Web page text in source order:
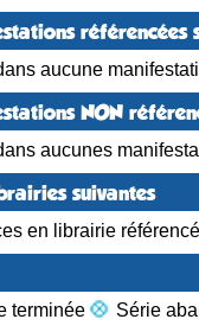
référencées
aucune
NON
aucunes
suivantes
en librairie
terminée Série